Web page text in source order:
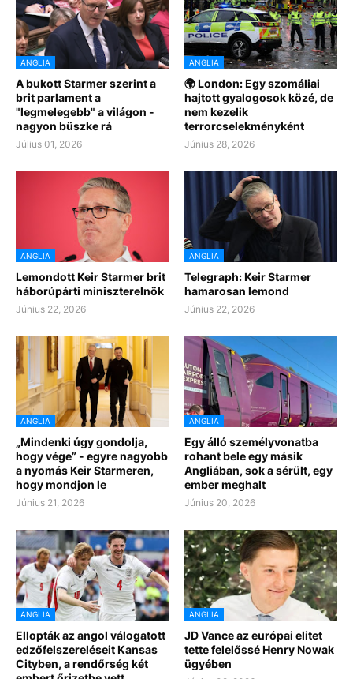
ANGLIA
A bukott Starmer szerint a
brit parlament a
"legmelegebb" a világon -
nagyon büszke rá
Július 01, 2026
ANGLIA
🌍 London: Egy szomáliai
hajtott gyalogosok közé, de
nem kezelik
terrorcselekményként
Június 28, 2026
ANGLIA
Lemondott Keir Starmer brit
háborúpárti miniszterelnök
Június 22, 2026
ANGLIA
Telegraph: Keir Starmer
hamarosan lemond
Június 22, 2026
ANGLIA
„Mindenki úgy gondolja,
hogy vége” - egyre nagyobb
a nyomás Keir Starmeren,
hogy mondjon le
Június 21, 2026
ANGLIA
Egy álló személyvonatba
rohant bele egy másik
Angliában, sok a sérült, egy
ember meghalt
Június 20, 2026
ANGLIA
Ellopták az angol válogatott
edzőfelszereléseit Kansas
Cityben, a rendőrség két
ANGLIA
JD Vance az európai elitet
tette felelőssé Henry Nowak
ügyében